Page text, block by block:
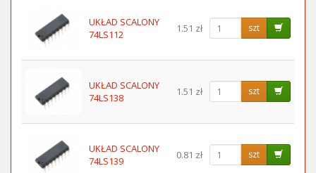
UKŁAD SCALONY
74LS112
1.51 zł szt
UKŁAD SCALONY
74LS138
1.51 zł szt
UKŁAD SCALONY
74LS139
0.81 zł szt